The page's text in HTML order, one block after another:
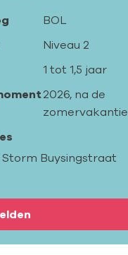
BOL
Niveau 2
1 tot 1,5 jaar
2026, na de
zomervakantie
Storm Buysingstraat